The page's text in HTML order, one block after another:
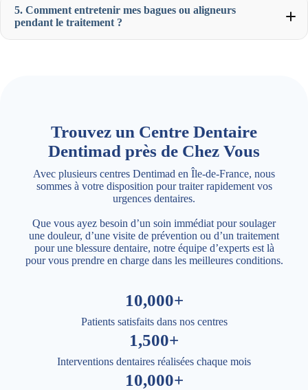
5. Comment entretenir mes bagues ou aligneurs
pendant le traitement ?
Trouvez un Centre Dentaire
Dentimad près de Chez Vous
Avec plusieurs centres Dentimad en Île-de-France, nous
sommes à votre disposition pour traiter rapidement vos
urgences dentaires.
Que vous ayez besoin d’un soin immédiat pour soulager
une douleur, d’une visite de prévention ou d’un traitement
pour une blessure dentaire, notre équipe d’experts est là
pour vous prendre en charge dans les meilleures conditions.
10,000+
Patients satisfaits dans nos centres
1,500+
Interventions dentaires réalisées chaque mois
10,000+